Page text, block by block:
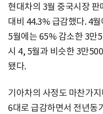
현대차의 3월 중국시장
대비 44.3% 급감했다. 4
5월에는 65% 감소한 3만
시 4, 5월과 비슷한 3만
됐다.
기아차의 사정도 마찬가
6대로 급감하면서 전년동